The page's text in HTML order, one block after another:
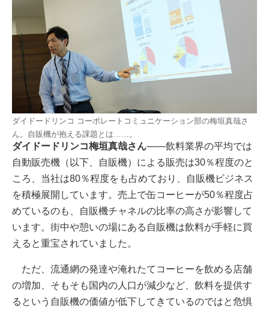
ダイドードリンコ コーポレートコミュニケーション部の梅垣真哉さ
ん。自販機が抱える課題とは……。
ダイドードリンコ梅垣真哉さん――飲料業界の平均では
自動販売機（以下、自販機）による販売は30％程度のと
ころ、当社は80％程度をも占めており、自販機ビジネス
を積極展開しています。売上で缶コーヒーが50％程度占
めているのも、自販機チャネルの比率の高さが影響して
います。街中や憩いの場にある自販機は飲料が手軽に買
えると重宝されていました。
ただ、流通網の発達や淹れたてコーヒーを飲める店舗
の増加、そもそも国内の人口が減少など、飲料を提供す
るという自販機の価値が低下してきているのではと危惧